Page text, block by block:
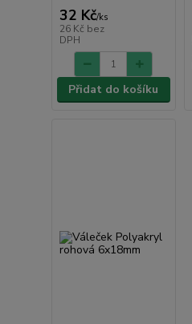
32 Kč/ks
26 Kč bez
DPH
Přidat do košíku